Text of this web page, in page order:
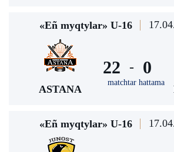
«Eñ myqtylar» U-16
ASTANA
22 -
matchtar hattama
0
«Eñ myqtylar» U-16